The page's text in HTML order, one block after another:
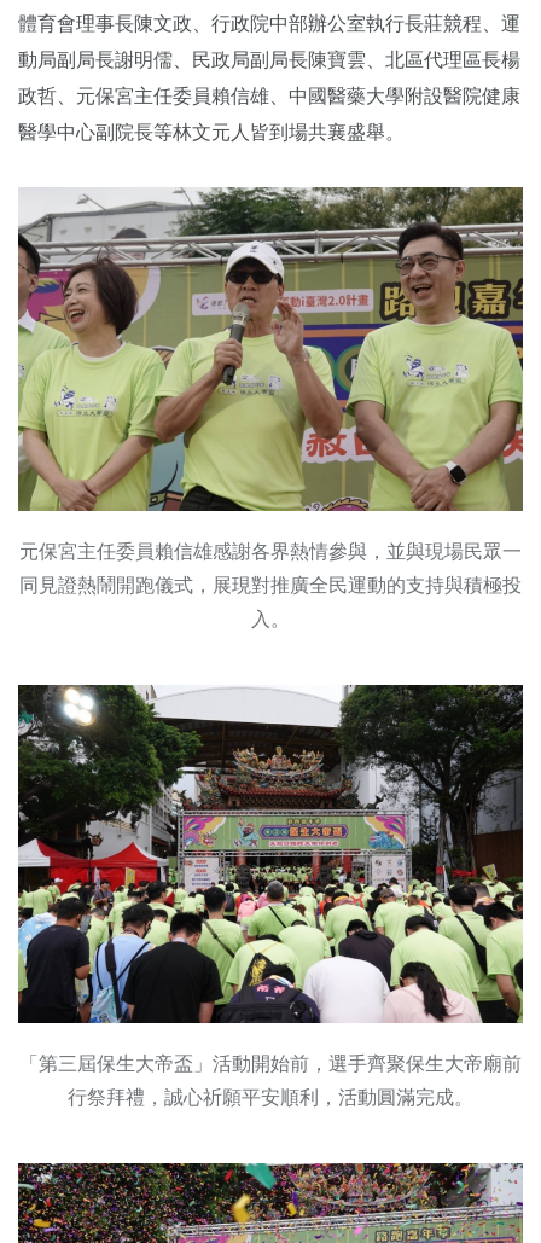
體育會理事長陳文政、行政院中部辦公室執行長莊競程、運
動局副局長謝明儒、民政局副局長陳寶雲、北區代理區長楊
政哲、元保宮主任委員賴信雄、中國醫藥大學附設醫院健康
醫學中心副院長等林文元人皆到場共襄盛舉。
元保宮主任委員賴信雄感謝各界熱情參與，並與現場民眾一
同見證熱鬧開跑儀式，展現對推廣全民運動的支持與積極投
入。
「第三屆保生大帝盃」活動開始前，選手齊聚保生大帝廟前
行祭拜禮，誠心祈願平安順利，活動圓滿完成。